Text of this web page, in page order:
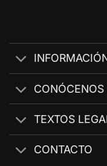
CONÓCENOS
TEXTOS
CONTACTO